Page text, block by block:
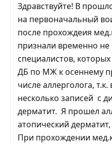
Здравствуйте! В
на первоначальный
после прохождеия
признали временно
специалистов,
ДБ по МЖ к осеннему
числе аллерголога,
несколько записей с
дерматит. Я прошел
атопический
При прохождении